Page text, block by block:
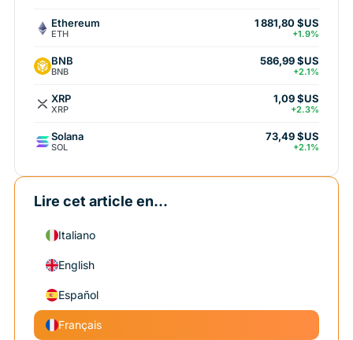
Ethereum
ETH
1 881,80 $US
+1.9%
BNB
BNB
586,99 $US
+2.1%
XRP
XRP
1,09 $US
+2.3%
Solana
SOL
73,49 $US
+2.1%
Lire cet article en...
Italiano
English
Español
Français